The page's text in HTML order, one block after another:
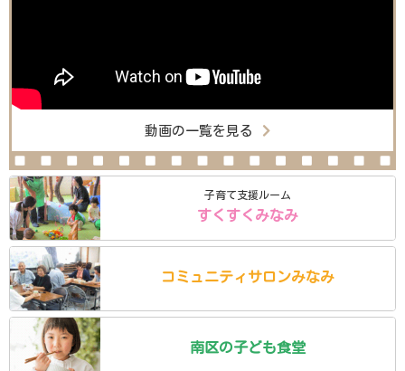
動画の一覧を見る
子育て支援ルーム
すくすくみなみ
コミュニティ サロンみなみ
南区の子ども食堂